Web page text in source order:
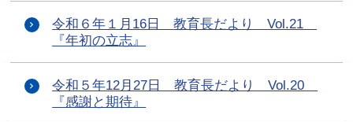
令和６年１月16日 教育長だより Vol.21
『年初の立志』
令和５年12月27日 教育長だより Vol.20
『感謝と期待』